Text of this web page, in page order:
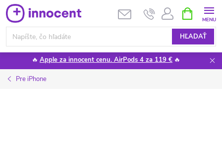
Prejsť
na
obsah
HĽADAŤ
KOŠÍK
🔥 Apple za innocent cenu. AirPods 4 za 119 € 🔥
Pre iPhone